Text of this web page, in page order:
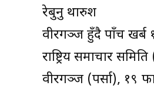
रेबुनु थारुश
वीरगञ्ज हुँदै पाँच खर्ब
राष्ट्रिय समाचार
वीरगञ्ज (पर्सा), १९